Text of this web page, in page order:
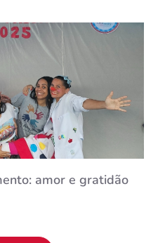
amor e gratidão